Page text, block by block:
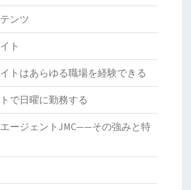
ンツ
ト
トはあらゆる職場を経験できる
で日曜に勤務する
ージェントJMC——その強みと特